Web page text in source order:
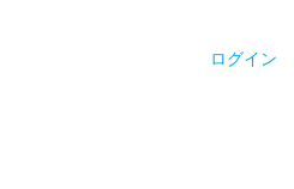
ログイン